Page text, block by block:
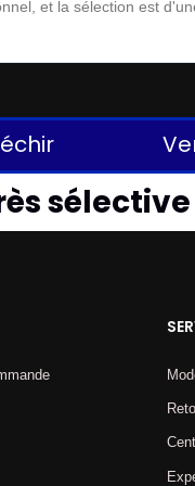
et la sélection est
sélective